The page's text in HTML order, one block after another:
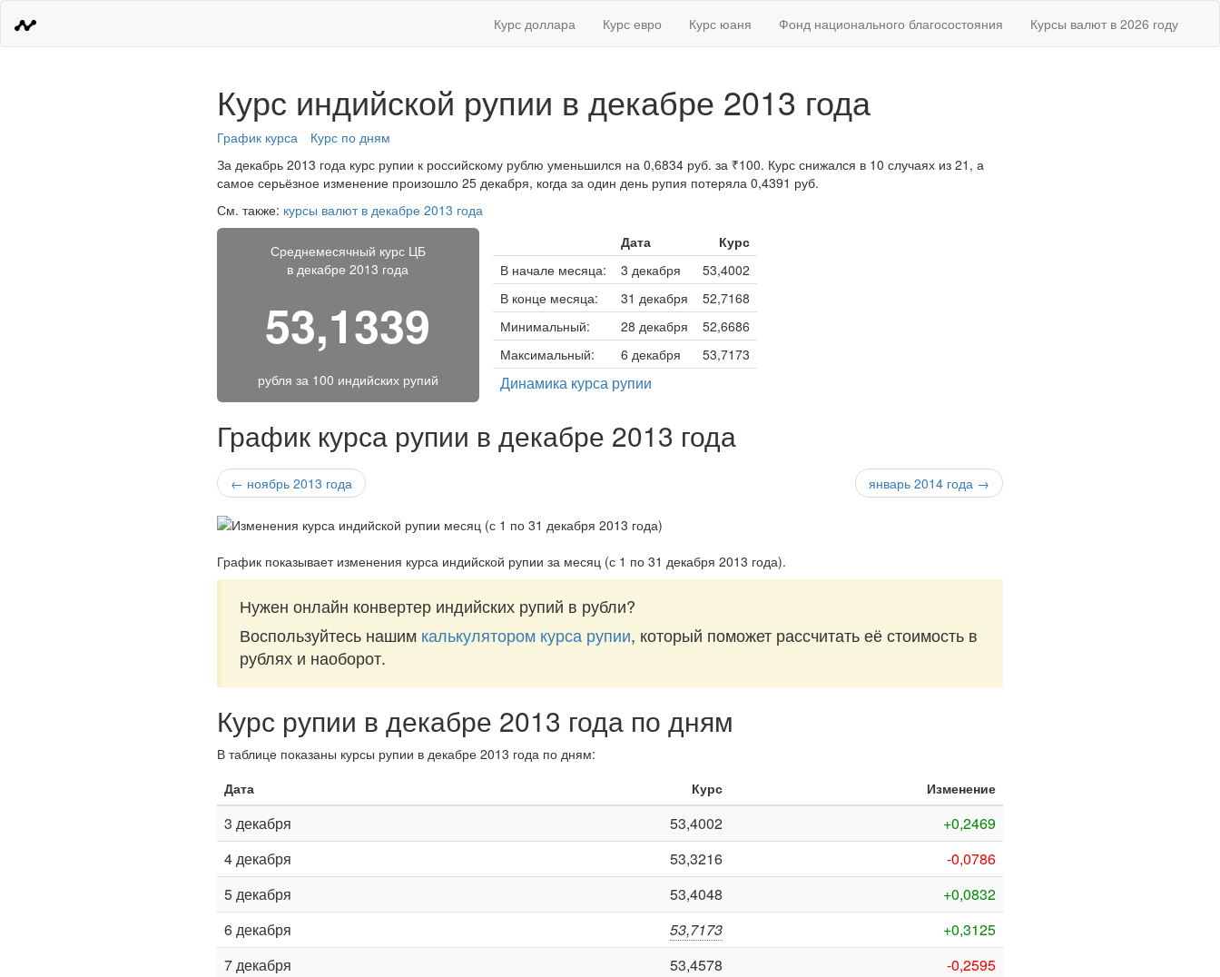
Курс доллара Курс евро Курс юаня Фонд национального благосостояния Курсы валют в 2026 году
Курс индийской рупии в декабре 2013 года
График курса
Курс по дням
За декабрь 2013 года курс рупии к российскому рублю уменьшился на 0,6834 руб. за ₹100. Курс снижался в 10 случаях из 21, а
самое серьёзное изменение произошло 25 декабря, когда за один день рупия потеряла 0,4391 руб.
См. также: курсы валют в декабре 2013 года
Среднемесячный курс ЦБ
в декабре 2013 года
53,1339
рубля за 100 индийских рупий
Дата
Курс
В начале месяца:
3 декабря
53,4002
В конце месяца:
31 декабря
52,7168
Минимальный:
28 декабря
52,6686
Максимальный:
6 декабря 53,7173
Динамика курса рупии
График курса рупии в декабре 2013 года
← ноябрь 2013 года январь 2014 года →
График показывает изменения курса индийской рупии за месяц (с 1 по 31 декабря 2013 года).
Нужен онлайн конвертер индийских рупий в рубли?
Воспользуйтесь нашим калькулятором курса рупии, который поможет рассчитать её стоимость в
рублях и наоборот.
Курс рупии в декабре 2013 года по дням
В таблице показаны курсы рупии в декабре 2013 года по дням:
Дата
Курс Изменение
3 декабря 53,4002
+0,2469
4 декабря
53,3216
-0,0786
5 декабря
53,4048
+0,0832
6 декабря
53,7173
+0,3125
7 декабря
53,4578
-0,2595